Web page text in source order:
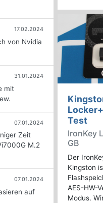
17.02.2024
von Nvidia
31.01.2024
mit
07.01.2024
Zeit
M.2
07.01.2024
auf
Test
IronKey
GB
Der
Kingston
AES-HW-
Modus.